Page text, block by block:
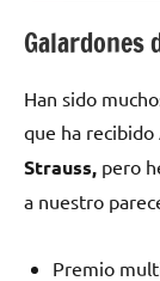
Galardones
Han sido
que ha recibido
Strauss, pero
a nuestro
Premio